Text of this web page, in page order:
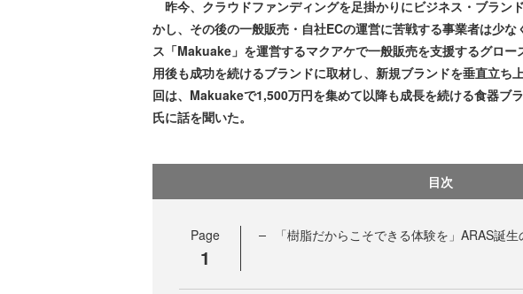
昨今、クラウドファンディングを足掛かりにビジネス・ブラン
かし、その後の一般販売・自社ECの運営に苦戦する事業者は少
ス「Makuake」を運営するマクアケで一般販売を支援するグロ
用後も成功を続けるブランドに取材し、新規ブランドを垂直立ち
回は、Makuakeで1,500万円を集めて以降も成長を続ける食器ブ
氏に話を聞いた。
目次
Page
1
「樹脂だからこそできる体験を」ARAS誕